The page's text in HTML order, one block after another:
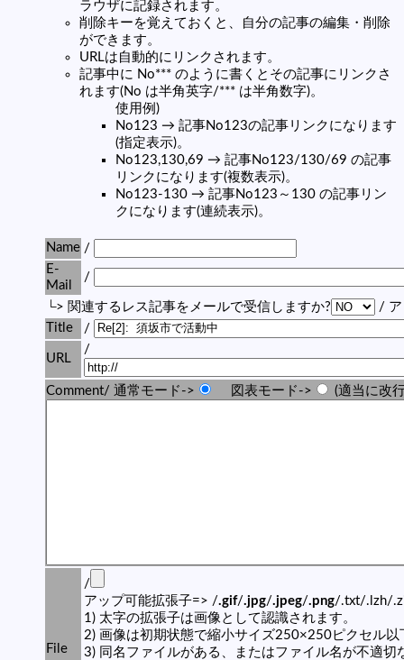
ラウザに記録されます。
削除キーを覚えておくと、自分の記事の編集・削除
ができます。
URLは自動的にリンクされます。
記事中に No*** のように書くとその記事にリンクさ
れます(No は半角英字/*** は半角数字)。
使用例)
No123 → 記事No123の記事リンクになります
(指定表示)。
No123,130,69 → 記事No123/130/69 の記事
リンクになります(複数表示)。
No123-130 → 記事No123～130 の記事リン
クになります(連続表示)。
Name /
E-
Mail
/
└> 関連するレス記事をメールで受信しますか?
/ ア
Title
/
URL
/
Comment/ 通常モード-> 図表モード-> (適当に改
File
/
アップ可能拡張子=> /.gif/.jpg/.jpeg/.png/.txt/.lzh/
1) 太字の拡張子は画像として認識されます。
2) 画像は初期状態で縮小サイズ250×250ピクセル以
3) 同名ファイルがある、またはファイル名が不適切